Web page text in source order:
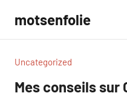
contenu
motsenfolie
Uncategorized
Mes conseils sur